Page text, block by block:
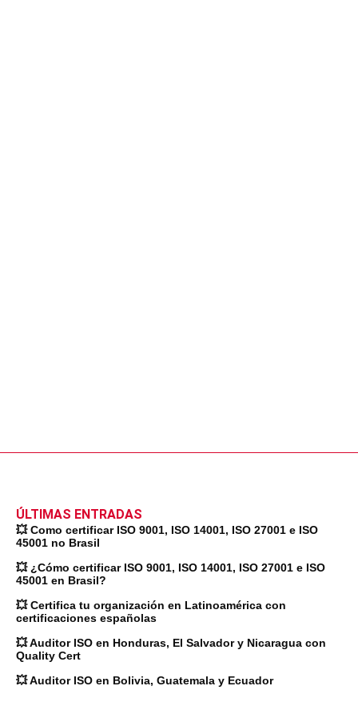
ÚLTIMAS ENTRADAS
💥 Como certificar ISO 9001, ISO 14001, ISO 27001 e ISO
45001 no Brasil
💥 ¿Cómo certificar ISO 9001, ISO 14001, ISO 27001 e ISO
45001 en Brasil?
💥 Certifica tu organización en Latinoamérica con
certificaciones españolas
💥 Auditor ISO en Honduras, El Salvador y Nicaragua con
Quality Cert
💥 Auditor ISO en Bolivia, Guatemala y Ecuador